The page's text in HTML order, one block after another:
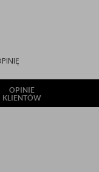
OPINIE
KLIENTÓW